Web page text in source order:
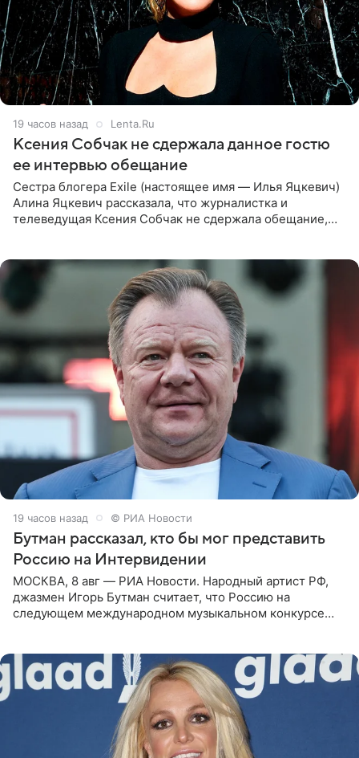
19 часов назад Lenta.Ru
Ксения Собчак не сдержала данное гостю
ее интервью обещание
Сестра блогера Exile (настоящее имя — Илья Яцкевич)
Алина Яцкевич рассказала, что журналистка и
телеведущая Ксения Собчак не сдержала обещание,
19 часов назад © РИА Новости
Бутман рассказал, кто бы мог представить
Россию на Интервидении
МОСКВА, 8 авг — РИА Новости. Народный артист РФ,
джазмен Игорь Бутман считает, что Россию на
следующем международном музыкальном конкурсе